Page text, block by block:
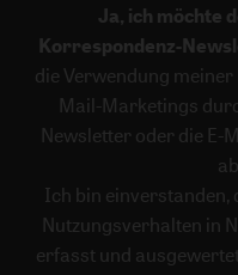
Ja, ich möchte
Korrespondenz-
die Verwendung
Mail-Marketings
Newsletter oder die E-
Ich bin einverstanden,
Nutzungsverhalten in
erfasst und